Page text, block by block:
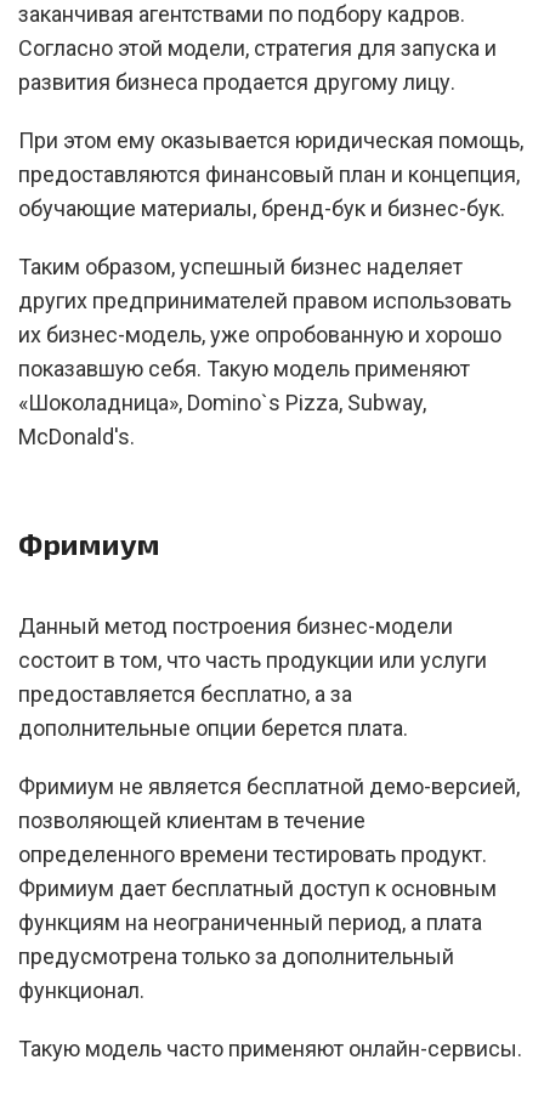
заканчивая агентствами по подбору кадров.
Согласно этой модели, стратегия для запуска и
развития бизнеса продается другому лицу.
При этом ему оказывается юридическая помощь,
предоставляются финансовый план и концепция,
обучающие материалы, бренд-бук и бизнес-бук.
Таким образом, успешный бизнес наделяет
других предпринимателей правом использовать
их бизнес-модель, уже опробованную и хорошо
показавшую себя. Такую модель применяют
«Шоколадница», Domino`s Pizza, Subway,
McDonald's.
Фримиум
Данный метод построения бизнес-модели
состоит в том, что часть продукции или услуги
предоставляется бесплатно, а за
дополнительные опции берется плата.
Фримиум не является бесплатной демо-версией,
позволяющей клиентам в течение
определенного времени тестировать продукт.
Фримиум дает бесплатный доступ к основным
функциям на неограниченный период, а плата
предусмотрена только за дополнительный
функционал.
Такую модель часто применяют онлайн-сервисы.